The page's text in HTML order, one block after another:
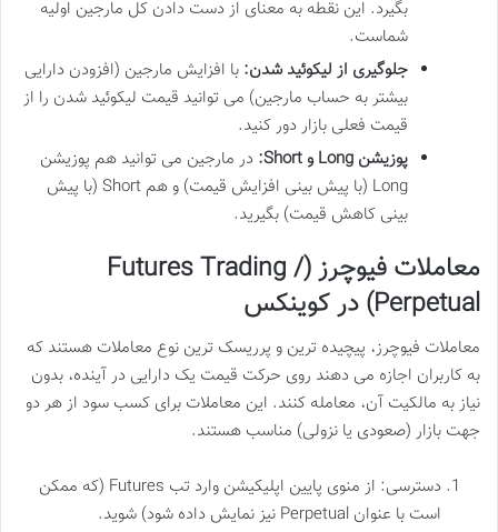
بگیرد. این نقطه به معنای از دست دادن کل مارجین اولیه
شماست.
جلوگیری از لیکوئید شدن: با افزایش مارجین (افزودن دارایی
بیشتر به حساب مارجین) می توانید قیمت لیکوئید شدن را از
قیمت فعلی بازار دور کنید.
پوزیشن Long و Short:
در مارجین می توانید هم پوزیشن
Long (با پیش بینی افزایش قیمت) و هم Short (با پیش
بینی کاهش قیمت) بگیرید.
معاملات فیوچرز (Futures Trading /
Perpetual) در کوینکس
معاملات فیوچرز، پیچیده ترین و پرریسک ترین نوع معاملات هستند که
به کاربران اجازه می دهند روی حرکت قیمت یک دارایی در آینده، بدون
نیاز به مالکیت آن، معامله کنند. این معاملات برای کسب سود از هر دو
جهت بازار (صعودی یا نزولی) مناسب هستند.
دسترسی: از منوی پایین اپلیکیشن وارد تب Futures (که ممکن
است با عنوان Perpetual نیز نمایش داده شود) شوید.